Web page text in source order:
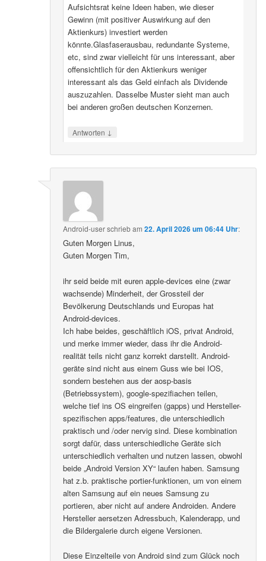
Aufsichtsrat keine Ideen haben, wie dieser
Gewinn (mit positiver Auswirkung auf den
Aktienkurs) investiert werden
könnte.Glasfaserausbau, redundante Systeme,
etc, sind zwar vielleicht für uns interessant, aber
offensichtlich für den Aktienkurs weniger
interessant als das Geld einfach als Dividende
auszuzahlen. Dasselbe Muster sieht man auch
bei anderen großen deutschen Konzernen.
Antworten ↓
Android-userschriebam22. April 2026 um 06:44 Uhr:
Guten Morgen Linus,
Guten Morgen Tim,
ihr seid beide mit euren apple-devices eine (zwar
wachsende) Minderheit, der Grossteil der
Bevölkerung Deutschlands und Europas hat
Android-devices.
Ich habe beides, geschäftlich iOS, privat Android,
und merke immer wieder, dass ihr die Android-
realität teils nicht ganz korrekt darstellt. Android-
geräte sind nicht aus einem Guss wie bei IOS,
sondern bestehen aus der aosp-basis
(Betriebssystem), google-spezifiachen teilen,
welche tief ins OS eingreifen (gapps) und Hersteller-
spezifischen apps/features, die unterschiedlich
praktisch und /oder nervig sind. Diese kombination
sorgt dafür, dass unterschiedliche Geräte sich
unterschiedlich verhalten und nutzen lassen, obwohl
beide „Android Version XY“ laufen haben. Samsung
hat z.b. praktische portier-funktionen, um von einem
alten Samsung auf ein neues Samsung zu
portieren, aber nicht auf andere Androiden. Andere
Hersteller aersetzen Adressbuch, Kalenderapp, und
die Bildergalerie durch eigene Versionen.
Diese Einzelteile von Android sind zum Glück noch